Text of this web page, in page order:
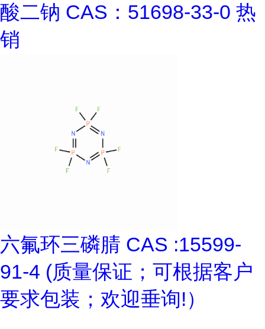
酸二钠 CAS：51698-33-0 热
销
六氟环三磷腈 CAS :15599-
91-4 (质量保证；可根据客户
要求包装；欢迎垂询!）